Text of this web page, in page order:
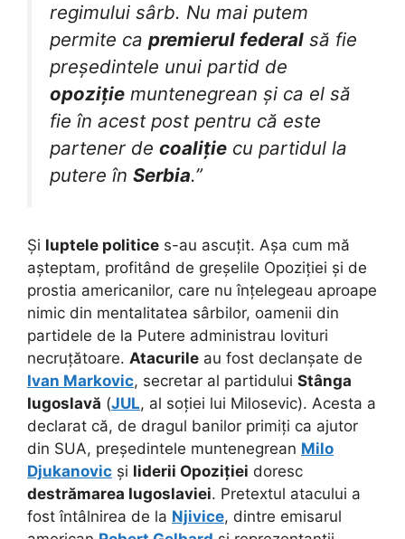
regimului sârb. Nu mai putem
permite ca premierul federal să fie
președintele unui partid de
opoziție muntenegrean și ca el să
fie în acest post pentru că este
partener de coaliție cu partidul la
putere în Serbia.”
Și luptele politice s-au ascuțit. Așa cum mă
așteptam, profitând de greșelile Opoziției și de
prostia americanilor, care nu înțelegeau aproape
nimic din mentalitatea sârbilor, oamenii din
partidele de la Putere administrau lovituri
necruțătoare. Atacurile au fost declanșate de
Ivan Markovic, secretar al partidului Stânga
Iugoslavă (JUL, al soției lui Milosevic). Acesta a
declarat că, de dragul banilor primiți ca ajutor
din SUA, președintele muntenegrean Milo
Djukanovic și liderii Opoziției doresc
destrămarea Iugoslaviei. Pretextul atacului a
fost întâlnirea de la Njivice, dintre emisarul